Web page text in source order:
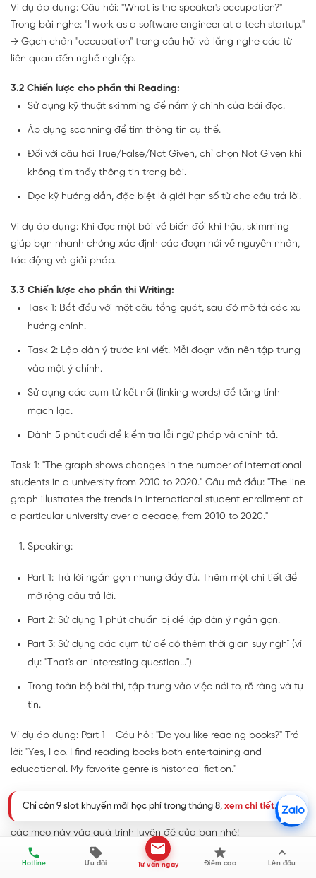
Ví dụ áp dụng: Câu hỏi: "What is the speaker's occupation?"
Trong bài nghe: "I work as a software engineer at a tech startup."
→ Gạch chân "occupation" trong câu hỏi và lắng nghe các từ
liên quan đến nghề nghiệp.
3.2 Chiến lược cho phần thi Reading:
Sử dụng kỹ thuật skimming để nắm ý chính của bài đọc.
Áp dụng scanning để tìm thông tin cụ thể.
Đối với câu hỏi True/False/Not Given, chỉ chọn Not Given khi
không tìm thấy thông tin trong bài.
Đọc kỹ hướng dẫn, đặc biệt là giới hạn số từ cho câu trả lời.
Ví dụ áp dụng: Khi đọc một bài về biến đổi khí hậu, skimming
giúp bạn nhanh chóng xác định các đoạn nói về nguyên nhân,
tác động và giải pháp.
3.3 Chiến lược cho phần thi Writing:
Task 1: Bắt đầu với một câu tổng quát, sau đó mô tả các xu
hướng chính.
Task 2: Lập dàn ý trước khi viết. Mỗi đoạn văn nên tập trung
vào một ý chính.
Sử dụng các cụm từ kết nối (linking words) để tăng tính
mạch lạc.
Dành 5 phút cuối để kiểm tra lỗi ngữ pháp và chính tả.
Task 1: "The graph shows changes in the number of international
students in a university from 2010 to 2020." Câu mở đầu: "The line
graph illustrates the trends in international student enrollment at
a particular university over a decade, from 2010 to 2020."
Speaking:
Part 1: Trả lời ngắn gọn nhưng đầy đủ. Thêm một chi tiết để
mở rộng câu trả lời.
Part 2: Sử dụng 1 phút chuẩn bị để lập dàn ý ngắn gọn.
Part 3: Sử dụng các cụm từ để có thêm thời gian suy nghĩ (ví
dụ: "That's an interesting question...")
Trong toàn bộ bài thi, tập trung vào việc nói to, rõ ràng và tự
tin.
Ví dụ áp dụng: Part 1 - Câu hỏi: "Do you like reading books?" Trả
lời: "Yes, I do. I find reading books both entertaining and
educational. My favorite genre is historical fiction."
Nhớ rằng, việc áp dụng các mẹo này cần được thực hành
thường xuyên để trở nên tự nhiên trong ngày thi. Hãy kết hợp
các mẹo này vào quá trình luyện đề của bạn nhé!
Hotline Ưu đãi Tư vấn ngay Điểm cao Lên đầu
Chỉ còn 9 slot khuyến mãi học phí trong tháng 8, xem chi tiết.